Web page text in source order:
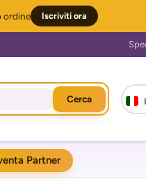
ordine Iscriviti ora
Cerca
Partner